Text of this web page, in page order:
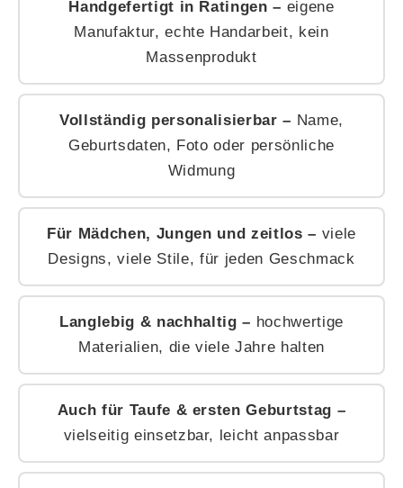
Handgefertigt in Ratingen – eigene
Manufaktur, echte Handarbeit, kein
Massenprodukt
Vollständig personalisierbar – Name,
Geburtsdaten, Foto oder persönliche
Widmung
Für Mädchen, Jungen und zeitlos – viele
Designs, viele Stile, für jeden Geschmack
Langlebig & nachhaltig – hochwertige
Materialien, die viele Jahre halten
Auch für Taufe & ersten Geburtstag –
vielseitig einsetzbar, leicht anpassbar